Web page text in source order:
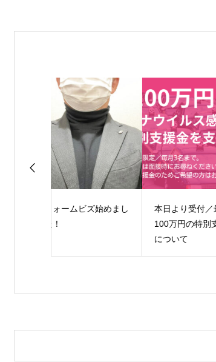
本日より受付／最大
コロナ解雇
７４３人
続く